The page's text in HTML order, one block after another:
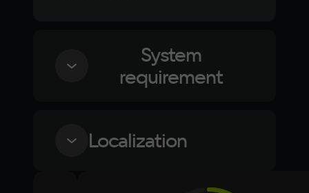
System
requirement
MinimumLocalization